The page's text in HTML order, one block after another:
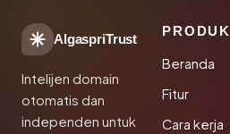
AlgaspriTrust
Intelijen domain
otomatis dan
independen untuk
PRODUK
Beranda
Fitur
Cara kerja